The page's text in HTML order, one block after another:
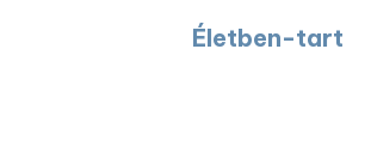
Életben-tart